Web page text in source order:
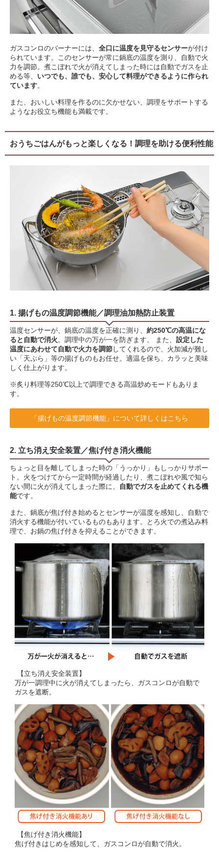
ガスコンロのバーナーには、 全口に温度を見守るセンサーが付け
られています。このセンサーが常に鍋底の温度を測り、自動で火
力を調節。煮こぼれで火が消えてしまった時には自動でガスを止
める等、 いつでも、誰でも、安心して料理ができるように作られ
ています。
また、おいしい料理を作るのに欠かせない、調理をサポートする
ようなお役立ち機能も満載です。
おうちごはんがもっと楽しくなる！調理を助ける便利性能
1. 揚げもの温度調節機能／調理油加熱防止装置
温度センサーが、鍋底の温度を正確に測り、 約250℃の高温にな
ると自動で消火。調理中の万が一を防ぎます。 また、 設定した
温度にあわせて自動で火力を調節してくれるので、火加減が難し
い「天ぷら」等の揚げものもお任せ。適温を保ち、カラッと美味
しく仕上がります。
※炙り料理等250℃以上で調理できる高温炒めモードもありま
す。
「揚げもの温度調節機能」について詳しくはこちら
2. 立ち消え安全装置／焦げ付き消火機能
ちょっと目を離してしまった時の「うっかり」もしっかりサポー
ト。火をつけてから一定時間が経過したり、煮こぼれや風で知ら
ない間に火が消えてしまった際に、
自動でガスを止めてくれる機
能です。
また、鍋底が焦げ付き始めるとセンサーが温度を感知し、自動で
消火する機能が付いているものもあります。とろ火での煮込み料
理で、お鍋の焦げ付きを抑えることができます。
【立ち消え安全装置】
万が一調理中に火が消えてしまったら、ガスコンロが自動で
ガスを遮断。
【焦げ付き消火機能】
焦げ付きはじめを感知して、ガスコンロが自動で消火。